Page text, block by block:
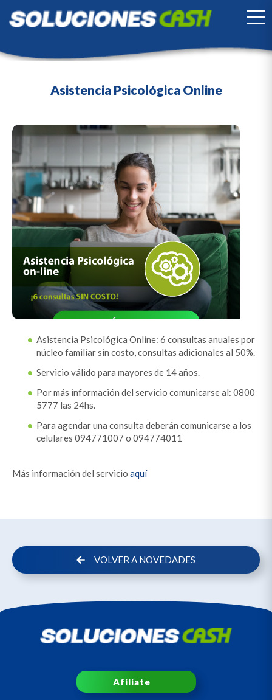
Asistencia Psicológica Online
Asistencia Psicológica Online: 6 consultas anuales por
núcleo familiar sin costo, consultas adicionales al 50%.
Servicio válido para mayores de 14 años.
Por más información del servicio comunicarse al: 0800
5777 las 24hs.
Para agendar una consulta deberán comunicarse a los
celulares 094771007 o 094774011
Más información del servicio aquí
VOLVER A NOVEDADES
Afiliate